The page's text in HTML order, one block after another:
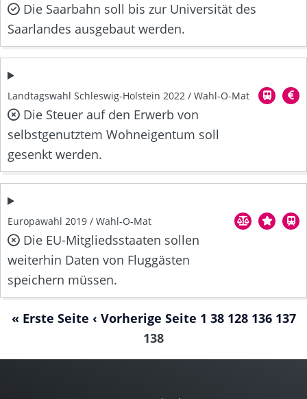
Die Saarbahn soll bis zur Universität des
Saarlandes ausgebaut werden.
Landtagswahl Schleswig-Holstein 2022 / Wahl-O-Mat
Die Steuer auf den Erwerb von
selbstgenutztem Wohneigentum soll
gesenkt werden.
Europawahl 2019 / Wahl-O-Mat
Die EU-Mitgliedsstaaten sollen
weiterhin Daten von Fluggästen
speichern müssen.
« Erste Seite ‹ Vorherige Seite 1 38 128 136 137
138